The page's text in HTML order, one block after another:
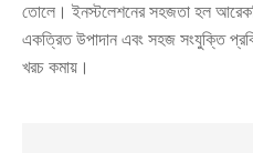
তোলে। ইনস্টলেশনের সহজতা হল
একত্রিত উপাদান এবং সহজ সংযুক্তি
খরচ কমায়।